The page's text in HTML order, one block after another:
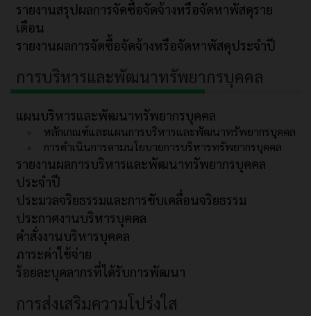
รายงานสรุปผลการจัดซื้อจัดจ้างหรือจัดหาพัสดุราย
เดือน
รายงานผลการจัดซื้อจัดจ้างหรือจัดหาพัสดุประจำปี
การบริหารและพัฒนาทรัพยากรบุคคล
แผนบริหารและพัฒนาทรัพยากรบุคคล
หลักเกณฑ์และแผนการบริหารและพัฒนาทรัพยากรบุคคล
การดำเนินการตามนโยบายการบริหารทรัพยากรบุคคล
รายงานผลการบริหารและพัฒนาทรัพยากรบุคคล
ประจำปี
ประมวลจริยธรรมและการขับเคลื่อนจริยธรรม
ประกาศงานบริหารบุคคล
คำสั่งงานบริหารบุคคล
ภาระค่าใช้จ่าย
ร้อยละบุคลากรที่ได้รับการพัฒนา
การส่งเสริมความโปร่งใส